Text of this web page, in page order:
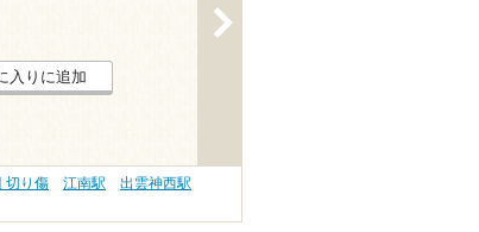
入りに追加
切り傷 江南駅
出雲神西駅